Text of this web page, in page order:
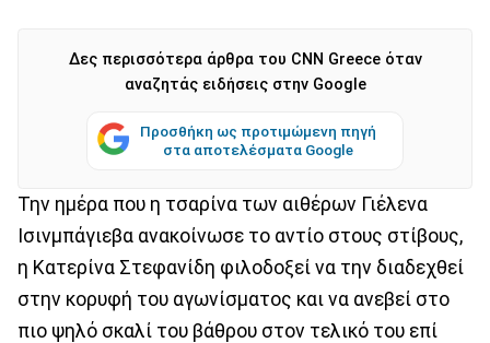
Δες περισσότερα άρθρα του CNN Greece όταν
αναζητάς ειδήσεις στην Google
Προσθήκη ως προτιμώμενη πηγή
στα αποτελέσματα Google
Την ημέρα που η τσαρίνα των αιθέρων Γιέλενα
Ισινμπάγιεβα ανακοίνωσε το αντίο στους στίβους,
η Κατερίνα Στεφανίδη φιλοδοξεί να την διαδεχθεί
στην κορυφή του αγωνίσματος και να ανεβεί στο
πιο ψηλό σκαλί του βάθρου στον τελικό του επί